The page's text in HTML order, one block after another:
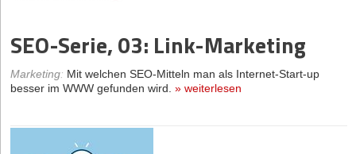
SEO-Serie, 03: Link-Marketing
Marketing: Mit welchen SEO-Mitteln man als Internet-Start-up
besser im WWW gefunden wird. » weiterlesen